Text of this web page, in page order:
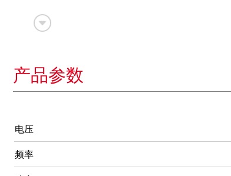
产品参数
电压
频率